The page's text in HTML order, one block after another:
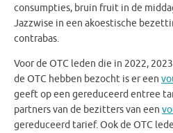
consumpties, bruin fruit in de
Jazzwise in een akoestische
contrabas.
Voor de OTC leden die in 2022,
de OTC hebben bezocht is er een
geeft op een gereduceerd entree
partners van de bezitters van een
gereduceerd tarief. Ook de OTC